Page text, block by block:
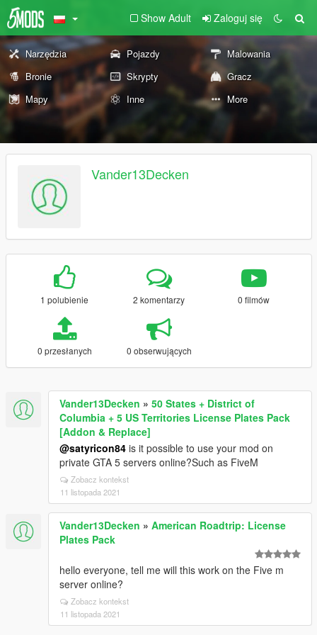
Show Adult Zaloguj się
Narzędzia Pojazdy
Malowania
Bronie
Skrypty
Gracz
Mapy
Inne More
Vander13Decken
1 polubienie 2 komentarzy 0 filmów
0 przesłanych 0 obserwujących
Vander13Decken » 50 States + District of
Columbia + 5 US Territories License Plates Pack
[Addon & Replace]
@satyricon84 is it possible to use your mod on
private GTA 5 servers online?Such as FiveM
Zobacz kontekst
11 listopada 2021
Vander13Decken » American Roadtrip: License
Plates Pack
hello everyone, tell me will this work on the Five m
server online?
Zobacz kontekst
11 listopada 2021